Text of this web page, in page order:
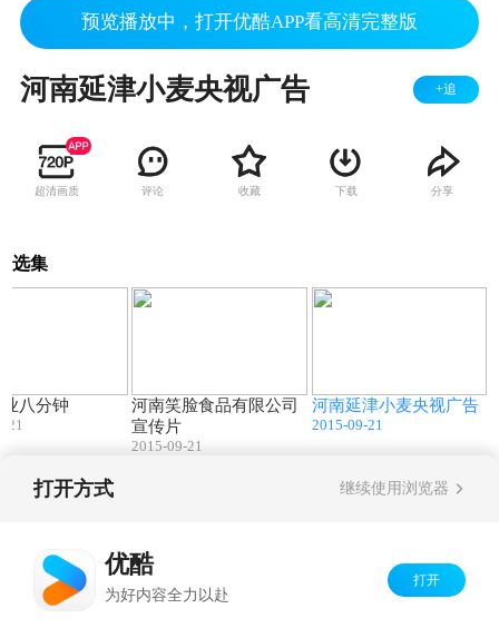
预览播放中，打开优酷APP看高清完整版
河南延津小麦央视广告 +追
超清画质 评论 收藏 下载 分享
选集
八分钟
21
河南笑脸食品有限公司
宣传片
2015-09-21
河南延津小麦央视广告
2015-09-21
打开方式 继续使用浏览器
优酷
为好内容全力以赴
打开